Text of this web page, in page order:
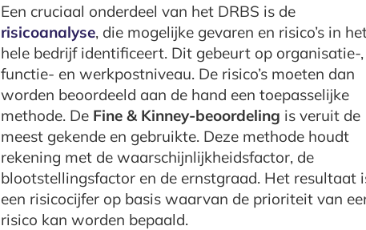
Een cruciaal onderdeel van het DRBS is de
risicoanalyse, die mogelijke gevaren en risico’s in
hele bedrijf identificeert. Dit gebeurt op organisatie-,
functie- en werkpostniveau. De risico’s moeten dan
worden beoordeeld aan de hand een toepasselijke
methode. De Fine & Kinney-beoordeling is veruit de
meest gekende en gebruikte. Deze methode houdt
rekening met de waarschijnlijkheidsfactor, de
blootstellingsfactor en de ernstgraad. Het resultaat
een risicocijfer op basis waarvan de prioriteit van
risico kan worden bepaald.